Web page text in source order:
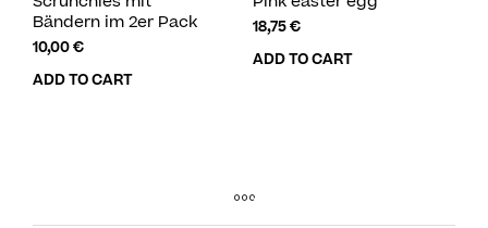
Bändern im 2er Pack
10,00€
ADD TO CART
18,75€
ADD TO CART